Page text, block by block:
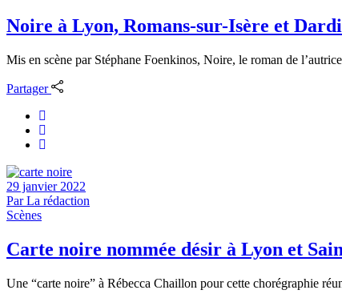
Noire à Lyon, Romans-sur-Isère et
Mis en scène par Stéphane Foenkinos, Noire, le roman de
Partager
29 janvier 2022
ParLa rédaction
Scènes
Carte noire nommée désir à Lyon et
Une “carte noire” à Rébecca Chaillon pour cette chorégraphie